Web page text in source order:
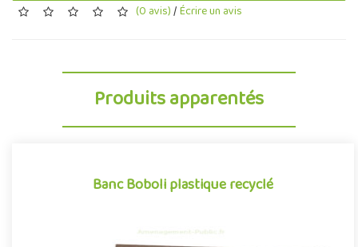
(0 avis)/Écrire un avis
Produits apparentés
Banc Boboli plastique recyclé